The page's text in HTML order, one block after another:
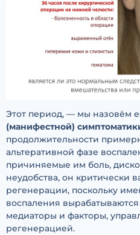
Этот период, — мы назовём
(манифестной)
продолжительности
альтеративной фазе
причиняемые им боль,
неудобства, он критически
регенерации, поскольку
воспаления
медиаторы и факторы,
регенерацией.